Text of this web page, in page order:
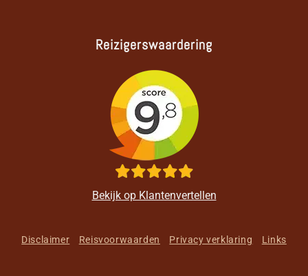
Reizigerswaardering
Bekijk op Klantenvertellen
Disclaimer Reisvoorwaarden Privacy verklaring Links